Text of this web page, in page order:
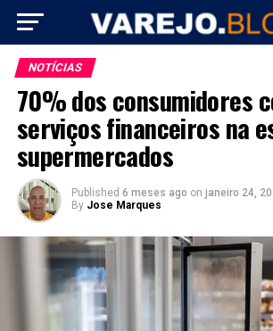
NOTÍCIAS
70% dos consumidores
serviços financeiros na
supermercados
Published 6 meses ago on janeiro 24,
By Jose Marques